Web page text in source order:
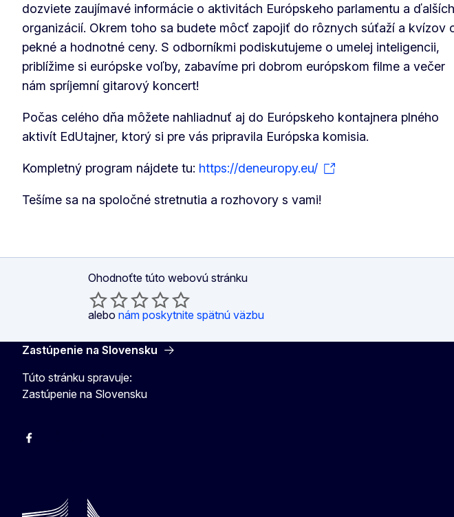
dozviete zaujímavé informácie o aktivitách Európskeho parlamentu a ďalších
organizácií. Okrem toho sa budete môcť zapojiť do rôznych súťaží a kvízov
pekné a hodnotné ceny. S odborníkmi podiskutujeme o umelej inteligencii,
priblížime si európske voľby, zabavíme pri dobrom európskom filme a večer
nám spríjemní gitarový koncert!
Počas celého dňa môžete nahliadnuť aj do Európskeho kontajnera plného
aktivít EdUtajner, ktorý si pre vás pripravila Európska komisia.
Kompletný program nájdete tu: https://deneuropy.eu/
Tešíme sa na spoločné stretnutia a rozhovory s vami!
Ohodnoťte túto webovú stránku
alebo nám poskytnite spätnú väzbu
Zastúpenie na Slovensku
Túto stránku spravuje:
Zastúpenie na Slovensku
Facebook